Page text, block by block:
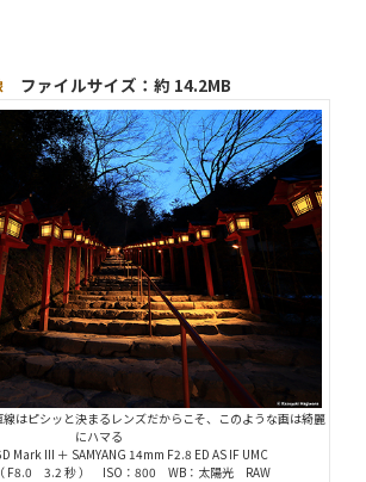
ファイルサイズ：約 14.2MB
はピシッと決まるレンズだからこそ、このような画は綺麗
にハマる
Mark III ＋ SAMYANG 14mm F2.8 ED AS IF UMC
F8.0 3.2 秒 ） ISO：800 WB：太陽光 RAW